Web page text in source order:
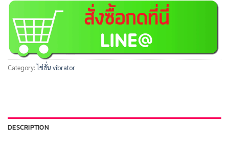
Category:ไข่สั่น vibrator
DESCRIPTION